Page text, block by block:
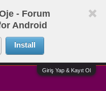
- Forum
Android
Install
Giriş Yap & Kayıt Ol